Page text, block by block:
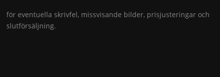
för eventuella skrivfel, missvisande bilder, prisjusteringar och
slutförsäljning.